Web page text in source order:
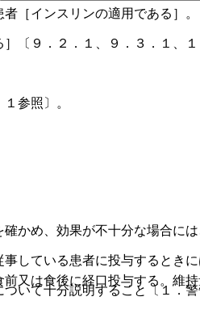
［インスリンの適用である］。
〔９．２．１、９．３．１、１
参照〕。
め、効果が不十分な場合に
ている患者に投与するときに
て十分説明すること〔１．
又は食後に経口投与する。維